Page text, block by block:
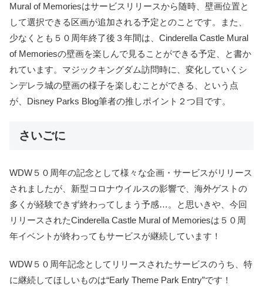
Mural of Memoriesはサービスリリースから随時、壁画位置と
して選択できる区画が追加される予定とのことです。また、
少なくとも５０周年終了後３年間は、Cinderella Castle Mural
of Memoriesの壁画を楽しんで見ることができる予定、と書か
れています。マジックキングダム訪問時に、変化していくシ
ンデレラ城の壁画の様子を楽しむことができる、という点
が、Disney Parks Blog筆者の推しポイント２つ目です。
さいごに
WDW５０周年の記念として様々な企画・サービスがリリース
されましたが、新型コロナウイルスの影響で、海外ゲストの
多くが経験できず終わってしまう予感…。と思いきや、今回
リリースされたCinderella Castle Mural of Memoriesは５０周
年イベントが終わってもサービスが継続しています！
WDW５０周年記念としてリリースされたサービスのうち、特
に継続してほしいものは“Early Theme Park Entry”です！